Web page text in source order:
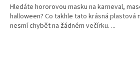
Hledáte hororovou masku na karneval,
halloween? Co takhle tato krásná plastová
nesmí chybět na žádném večírku. ...